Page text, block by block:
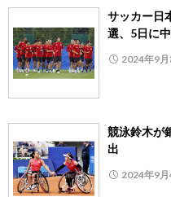
サッカー日
選、5日に
2024年9月
競泳鈴木が
出
2024年9月